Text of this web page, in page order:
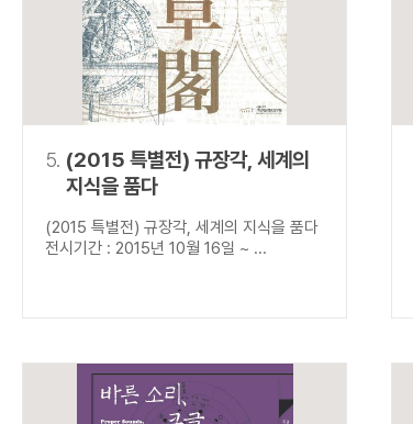
5. (2015 특별전) 규장각, 세계의
지식을 품다
(2015 특별전) 규장각, 세계의 지식을 품다
전시기간 : 2015년 10월 16일 ~ ...